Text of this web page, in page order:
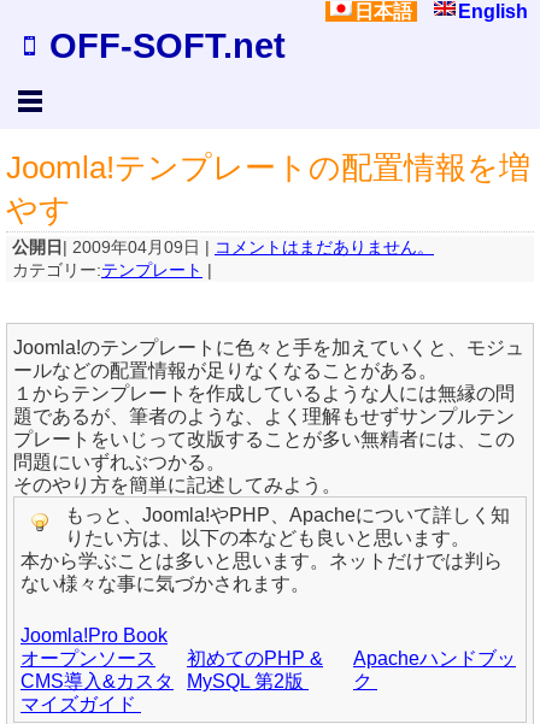
日本語 English
OFF-SOFT.net
Joomla!テンプレートの配置情報を増
やす
公開日 | 2009年04月09日 | コメントはまだありません。
カテゴリー:テンプレート |
Joomla!のテンプレートに色々と手を加えていくと、モジュ
ールなどの配置情報が足りなくなることがある。
１からテンプレートを作成しているような人には無縁の問
題であるが、筆者のような、よく理解もせずサンプルテン
プレートをいじって改版することが多い無精者には、この
問題にいずれぶつかる。
そのやり方を簡単に記述してみよう。
もっと、Joomla!やPHP、Apacheについて詳しく知
りたい方は、以下の本なども良いと思います。
本から学ぶことは多いと思います。ネットだけでは判ら
ない様々な事に気づかされます。
Joomla!Pro Book
オープンソース
CMS導入&カスタ
マイズガイド
初めてのPHP &
MySQL 第2版
Apacheハンドブッ
ク